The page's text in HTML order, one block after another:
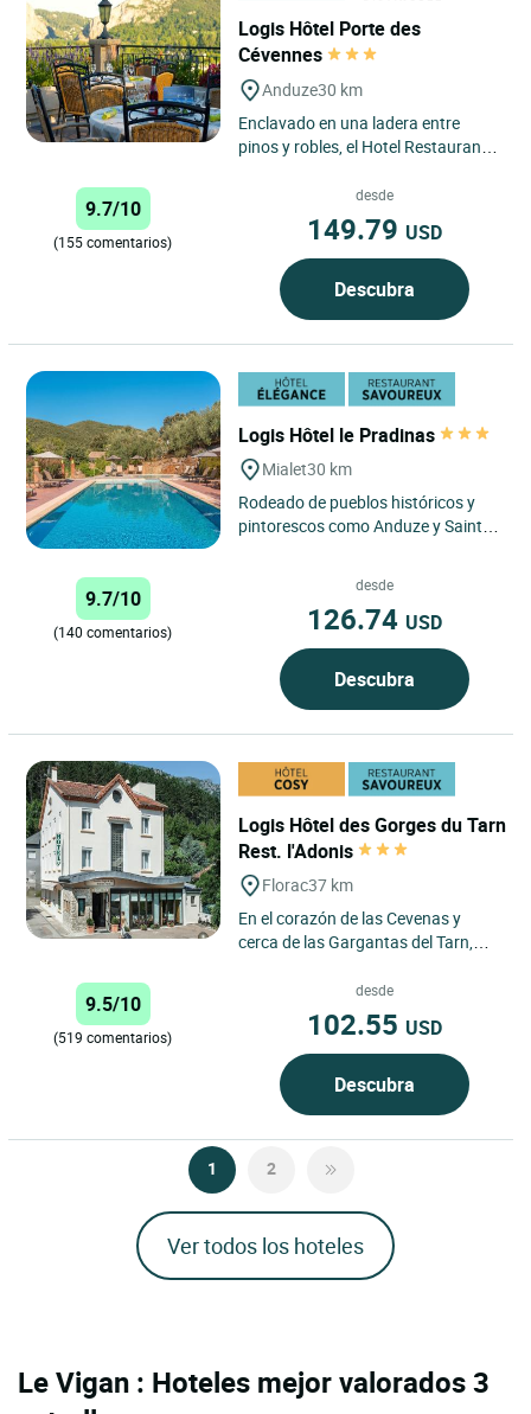
Logis Hôtel Porte des
Cévennes
Anduze30 km
Enclavado en una ladera entre
pinos y robles, el Hotel Restaurant
Anduze goza de una ubicación...
9.7/10
(155 comentarios)
desde
149.79 USD
Descubra
Logis Hôtel le Pradinas
Mialet30 km
Rodeado de pueblos históricos y
pintorescos como Anduze y Saint
9.7/10
(140 comentarios)
desde
126.74 USD
Descubra
Logis Hôtel des Gorges du Tarn
Rest. l'Adonis
Florac37 km
En el corazón de las Cevenas y
cerca de las Gargantas del Tarn,
Florac, nuestra casa...
9.5/10
(519 comentarios)
desde
102.55 USD
Descubra
1 2
Ver todos los hoteles
Le Vigan : Hoteles mejor valorados 3